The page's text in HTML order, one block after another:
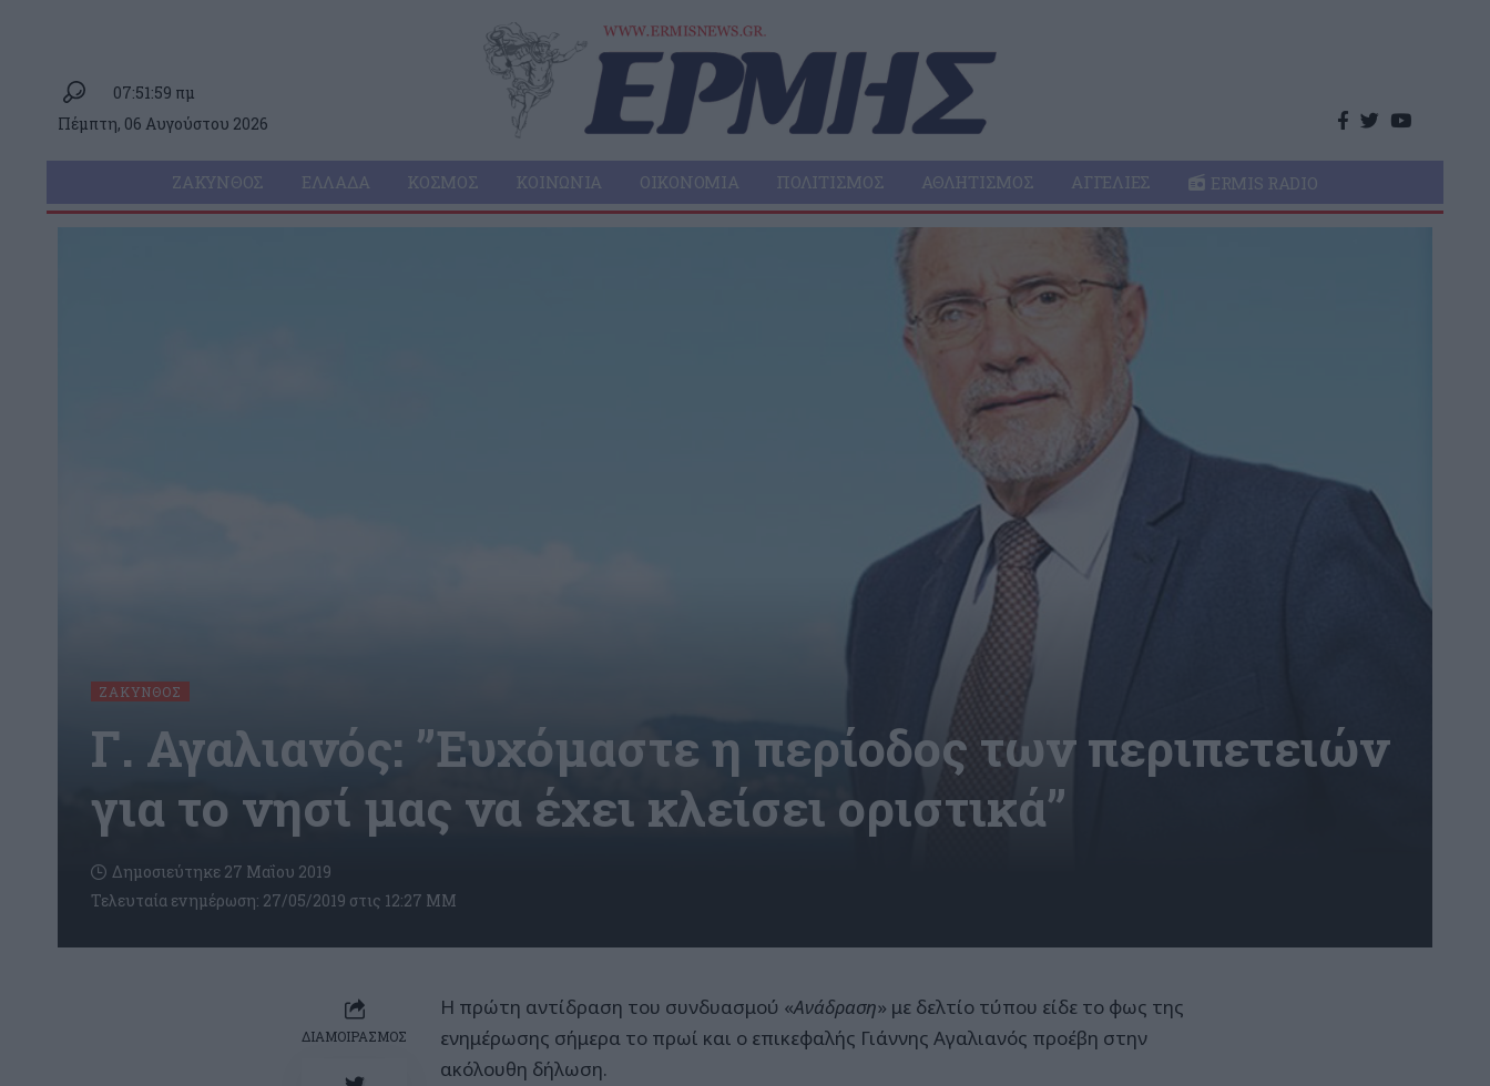
07:51:59 πμ
Πέμπτη, 06 Αυγούστου 2026
ΖΆΚΥΝΘΟΣ ΕΛΛΆΔΑ ΚΌΣΜΟΣ ΚΟΙΝΩΝΊΑ ΟΙΚΟΝΟΜΊΑ ΠΟΛΙΤΙΣΜΌΣ ΑΘΛΗΤΙΣΜΌΣ ΑΓΓΕΛΊΕΣ ERMIS RADIO
ΖΆΚΥΝΘΟΣ
Γ. Αγαλιανός: ”Ευχόμαστε η περίοδος των περιπετειών
για το νησί μας να έχει κλείσει οριστικά”
Τελευταία ενημέρωση: 27/05/2019 στις 12:27 ΜΜ
Δημοσιεύτηκε 27 Μαΐου 2019
ΔΙΑΜΟΙΡΑΣΜΟΣ
Η πρώτη αντίδραση του συνδυασμού «Ανάδραση» με δελτίο τύπου είδε το φως της
ενημέρωσης σήμερα το πρωί και ο επικεφαλής Γιάννης Αγαλιανός προέβη στην
ακόλουθη δήλωση.